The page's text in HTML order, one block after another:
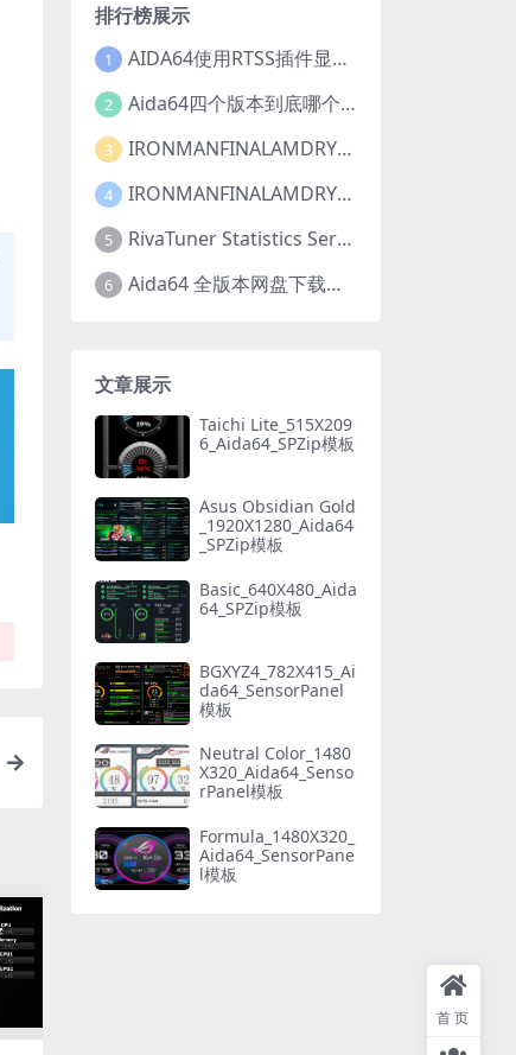
排行榜展示
1 AIDA64使用RTSS插件显示FPS教程
2 Aida64四个版本到底哪个更适合你？Aida64四个版本有什么区别？
3 IRONMANFINALAMDRYZEN V1_1920X1080_Aida64_SensorPanel模板【推荐001已修复】
4 IRONMANFINALAMDRYZEN V3_1920X1080_Aida64_LCD项目【推荐001】【动态】
5 RivaTuner Statistics Server 7.3.2bata5英文版/中文版【简称rtss】下载以及安装教程
6 Aida64 全版本网盘下载地址
文章展示
Taichi Lite_515X209
6_Aida64_SPZip模板
Asus Obsidian Gold
_1920X1280_Aida64
_SPZip模板
Basic_640X480_Aida
64_SPZip模板
BGXYZ4_782X415_Ai
da64_SensorPanel
模板
Neutral Color_1480
X320_Aida64_Senso
rPanel模板
Formula_1480X320_
Aida64_SensorPane
l模板
首页